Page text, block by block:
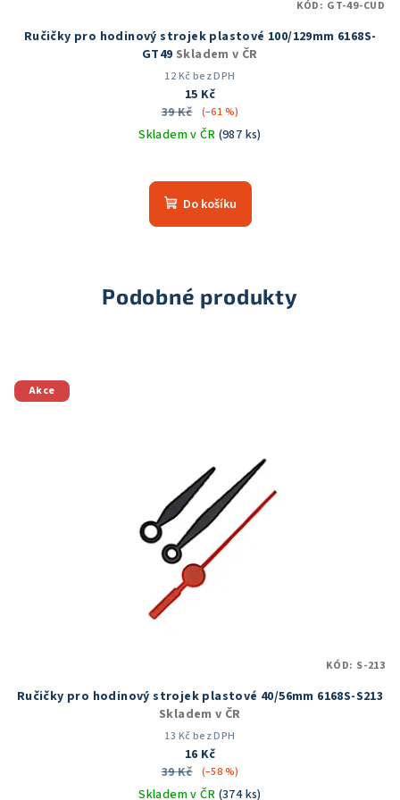
Ručičky pro hodinový strojek plastové 100/129mm 6168S-
GT49 Skladem v ČR
12 Kč bez DPH
15 Kč
39 Kč
(–61 %)
Skladem v ČR (987 ks)
hodnocení
produktu
hvězdiček.
Do košíku
KÓD: GT-49-CUD
Podobné produkty
Akce
Ručičky pro hodinový strojek plastové 40/56mm 6168S-S213
Skladem v ČR
13 Kč bez DPH
16 Kč
39 Kč
(–58 %)
Skladem v ČR (374 ks)
KÓD: S-213